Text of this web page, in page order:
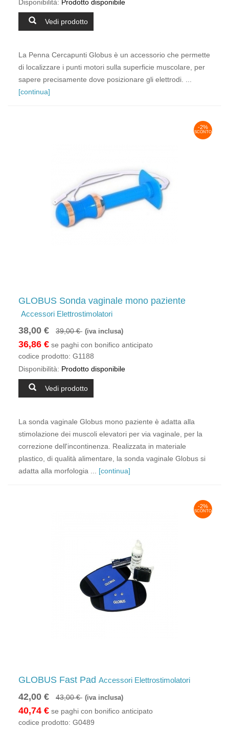
Disponibilità: Prodotto disponibile
Vedi prodotto
La Penna Cercapunti Globus è un accessorio che permette
di localizzare i punti motori sulla superficie muscolare, per
sapere precisamente dove posizionare gli elettrodi. ...
[continua]
-2%
SCONTO
GLOBUS Sonda vaginale mono paziente
Accessori Elettrostimolatori
38,00 € 39,00 € (iva inclusa)
36,86 € se paghi con bonifico anticipato
codice prodotto: G1188
Disponibilità: Prodotto disponibile
Vedi prodotto
La sonda vaginale Globus mono paziente è adatta alla
stimolazione dei muscoli elevatori per via vaginale, per la
correzione dell'incontinenza. Realizzata in materiale
plastico, di qualità alimentare, la sonda vaginale Globus si
adatta alla morfologia ... [continua]
-2%
SCONTO
GLOBUS Fast Pad Accessori Elettrostimolatori
42,00 € 43,00 € (iva inclusa)
40,74 € se paghi con bonifico anticipato
codice prodotto: G0489